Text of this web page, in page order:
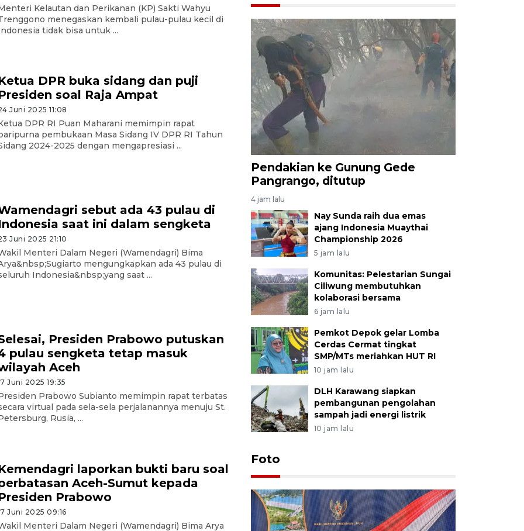
Kelautan dan Perikanan (KP) Sakti Wahyu
menegaskan kembali pulau-pulau kecil di
tidak bisa untuk ...
DPR buka sidang dan puji
soal Raja Ampat
Juni 2025 11:08
DPR RI Puan Maharani memimpin rapat
pembukaan Masa Sidang IV DPR RI Tahun
2024-2025 dengan mengapresiasi ...
sebut ada 43 pulau di
saat ini dalam sengketa
Juni 2025 21:10
Menteri Dalam Negeri (Wamendagri) Bima
mengungkapkan ada 43 pulau di
Indonesia&nbsp;yang saat ...
Presiden Prabowo putuskan
pulau sengketa tetap masuk
Aceh
Juni 2025 19:35
Prabowo Subianto memimpin rapat terbatas
virtual pada sela-sela perjalanannya menuju St.
Rusia, ...
laporkan bukti baru soal
Aceh-Sumut kepada
Prabowo
Juni 2025 09:16
Menteri Dalam Negeri (Wamendagri) Bima Arya
Pendakian ke Gunung Gede
Pangrango, ditutup
4 jam lalu
Nay Sunda raih dua emas
ajang Indonesia Muaythai
Championship 2026
5 jam lalu
Komunitas: Pelestarian Sungai
Ciliwung membutuhkan
kolaborasi bersama
6 jam lalu
Pemkot Depok gelar Lomba
Cerdas Cermat tingkat
SMP/MTs meriahkan HUT RI
10 jam lalu
DLH Karawang siapkan
pembangunan pengolahan
sampah jadi energi listrik
10 jam lalu
Foto